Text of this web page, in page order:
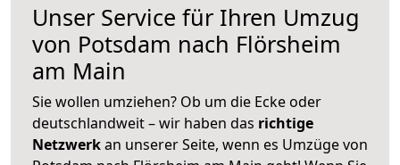
Unser Service für Ihren Umzug
von Potsdam nach Flörsheim
am Main
Sie wollen umziehen? Ob um die Ecke oder
deutschlandweit – wir haben das richtige
Netzwerkan unserer Seite, wenn es Umzüge von